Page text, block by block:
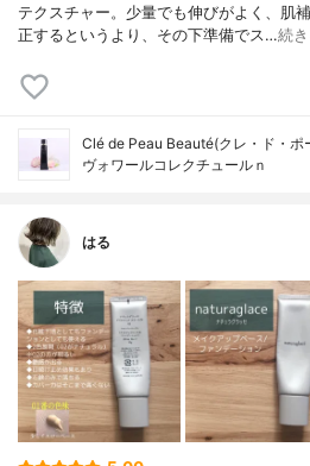
テクスチャー。少量でも伸びがよく、肌
正するというより、その下準備でス…続
Clé de Peau Beauté(クレ・ド・ポ
ヴォワールコレクチュールｎ
はる